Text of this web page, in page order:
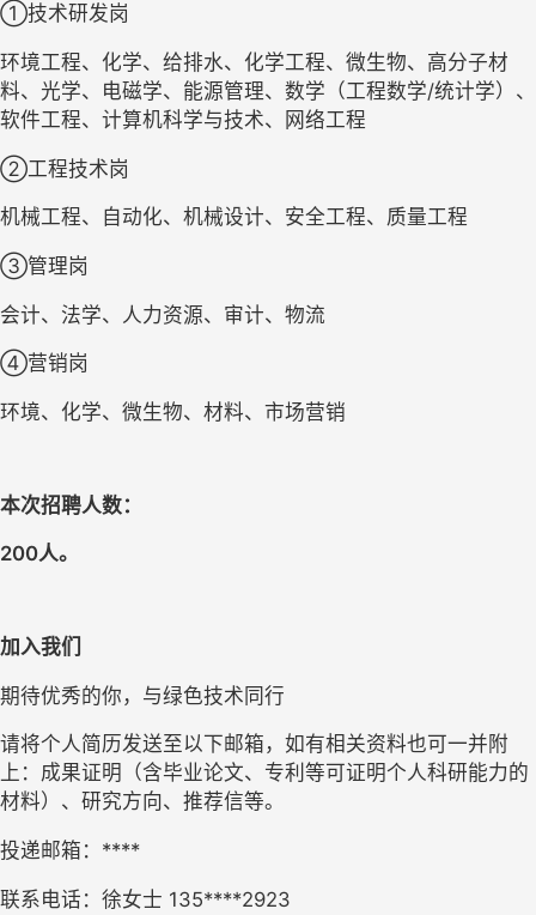
①技术研发岗
环境工程、化学、给排水、化学工程、微生物、高分子材
料、光学、电磁学、能源管理、数学（工程数学/统计学）、
软件工程、计算机科学与技术、网络工程
②工程技术岗
机械工程、自动化、机械设计、安全工程、质量工程
③管理岗
会计、法学、人力资源、审计、物流
④营销岗
环境、化学、微生物、材料、市场营销
本次招聘人数：
200人。
加入我们
期待优秀的你，与绿色技术同行
请将个人简历发送至以下邮箱，如有相关资料也可一并附
上：成果证明（含毕业论文、专利等可证明个人科研能力的
材料）、研究方向、推荐信等。
投递邮箱：****
联系电话：徐女士 135****2923